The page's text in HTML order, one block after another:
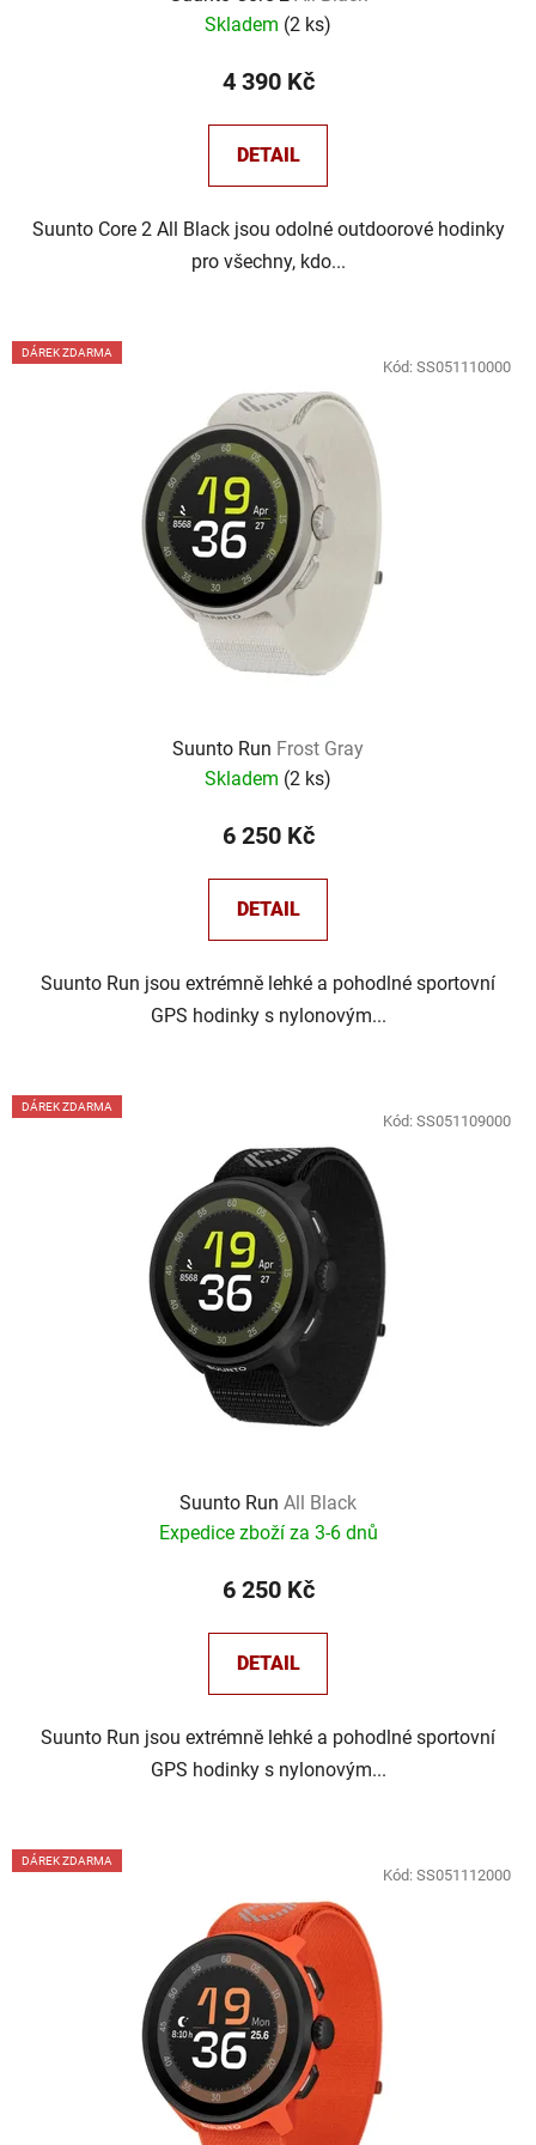
Skladem (2 ks)
4 390 Kč
DETAIL
Suunto Core 2 All Black jsou odolné outdoorové hodinky
pro všechny, kdo...
DÁREK ZDARMA
Suunto Run Frost Gray
Skladem (2 ks)
6 250 Kč
DETAIL
Suunto Run jsou extrémně lehké a pohodlné sportovní
GPS hodinky s nylonovým...
Kód: SS051110000
DÁREK ZDARMA
Suunto Run All Black
Expedice zboží za 3-6 dnů
6 250 Kč
DETAIL
Suunto Run jsou extrémně lehké a pohodlné sportovní
GPS hodinky s nylonovým...
Kód: SS051109000
DÁREK ZDARMA
Kód: SS051112000